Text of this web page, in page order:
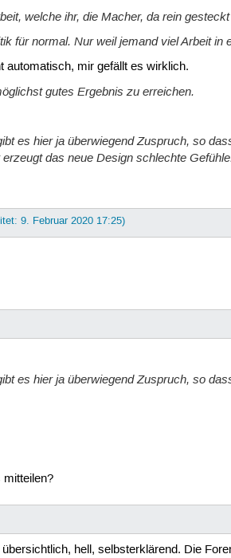
welche ihr, die Macher, da rein
für normal. Nur weil jemand viel Arbeit
automatisch, mir gefällt es wirklich.
gutes Ergebnis zu erreichen.
es hier ja überwiegend Zuspruch, so
das neue Design schlechte
9. Februar 2020 17:25)
es hier ja überwiegend Zuspruch, so
mitteilen?
hell, selbsterklärend. Die